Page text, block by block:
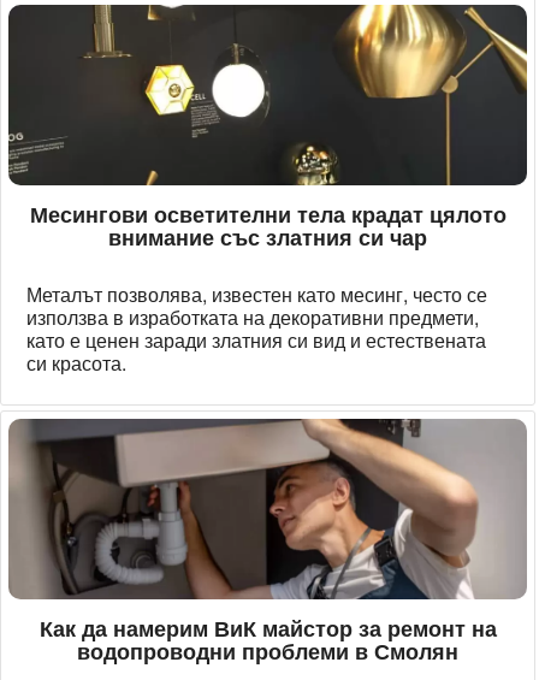
Месингови осветителни тела крадат цялото
внимание със златния си чар
Металът позволява, известен като месинг, често се
използва в изработката на декоративни предмети,
като е ценен заради златния си вид и естествената
си красота.
Как да намерим ВиК майстор за ремонт на
водопроводни проблеми в Смолян